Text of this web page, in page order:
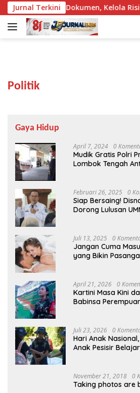
Langsung
ke
konten
Jurnal Terkini
Kelola Dokumen, Kelola Risiko
Politik
Gaya Hidup
April 7, 2024 0
Mudik Gratis Polri
Lombok Tengah
Februari 26, 2025 0
Siap Bersaing!
Dorong Lulusan
Juli 13, 2025 0
Jangan Cuma
yang Bikin
April 21, 2026 0
Kartini Masa Kini
Babinsa
Juli 23, 2026 0
Hari Anak
Anak Pesisir
November 21, 2018 0
Taking photos are